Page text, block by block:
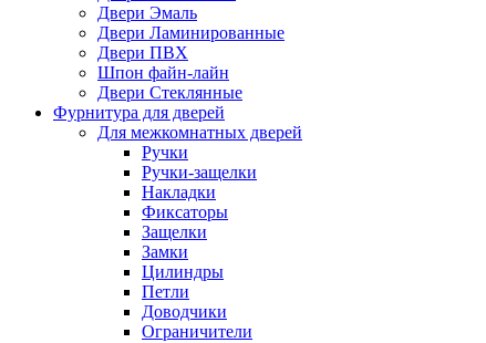
Двери Эмаль
Двери Ламинированные
Двери ПВХ
Шпон файн-лайн
Двери Стеклянные
Фурнитура для дверей
Для межкомнатных дверей
Ручки
Ручки-защелки
Накладки
Фиксаторы
Защелки
Замки
Цилиндры
Петли
Доводчики
Ограничители